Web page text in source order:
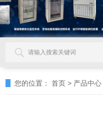
您的位置： 首页 > 产品中心